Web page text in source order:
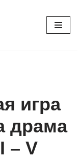
игра
драма
– V